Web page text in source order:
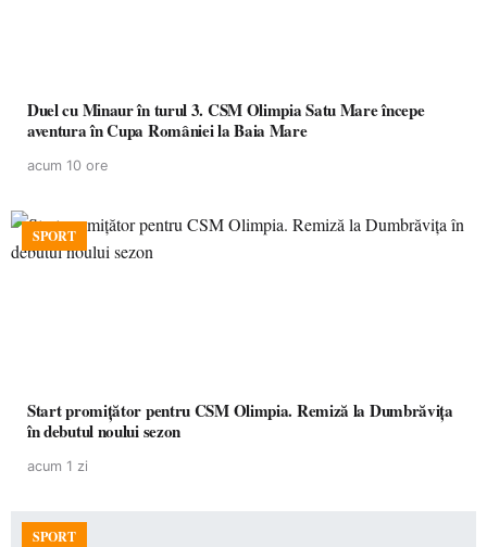
Duel cu Minaur în turul 3. CSM Olimpia Satu Mare începe
aventura în Cupa României la Baia Mare
acum 10 ore
SPORT
Start promițător pentru CSM Olimpia. Remiză la Dumbrăvița
în debutul noului sezon
acum 1 zi
SPORT